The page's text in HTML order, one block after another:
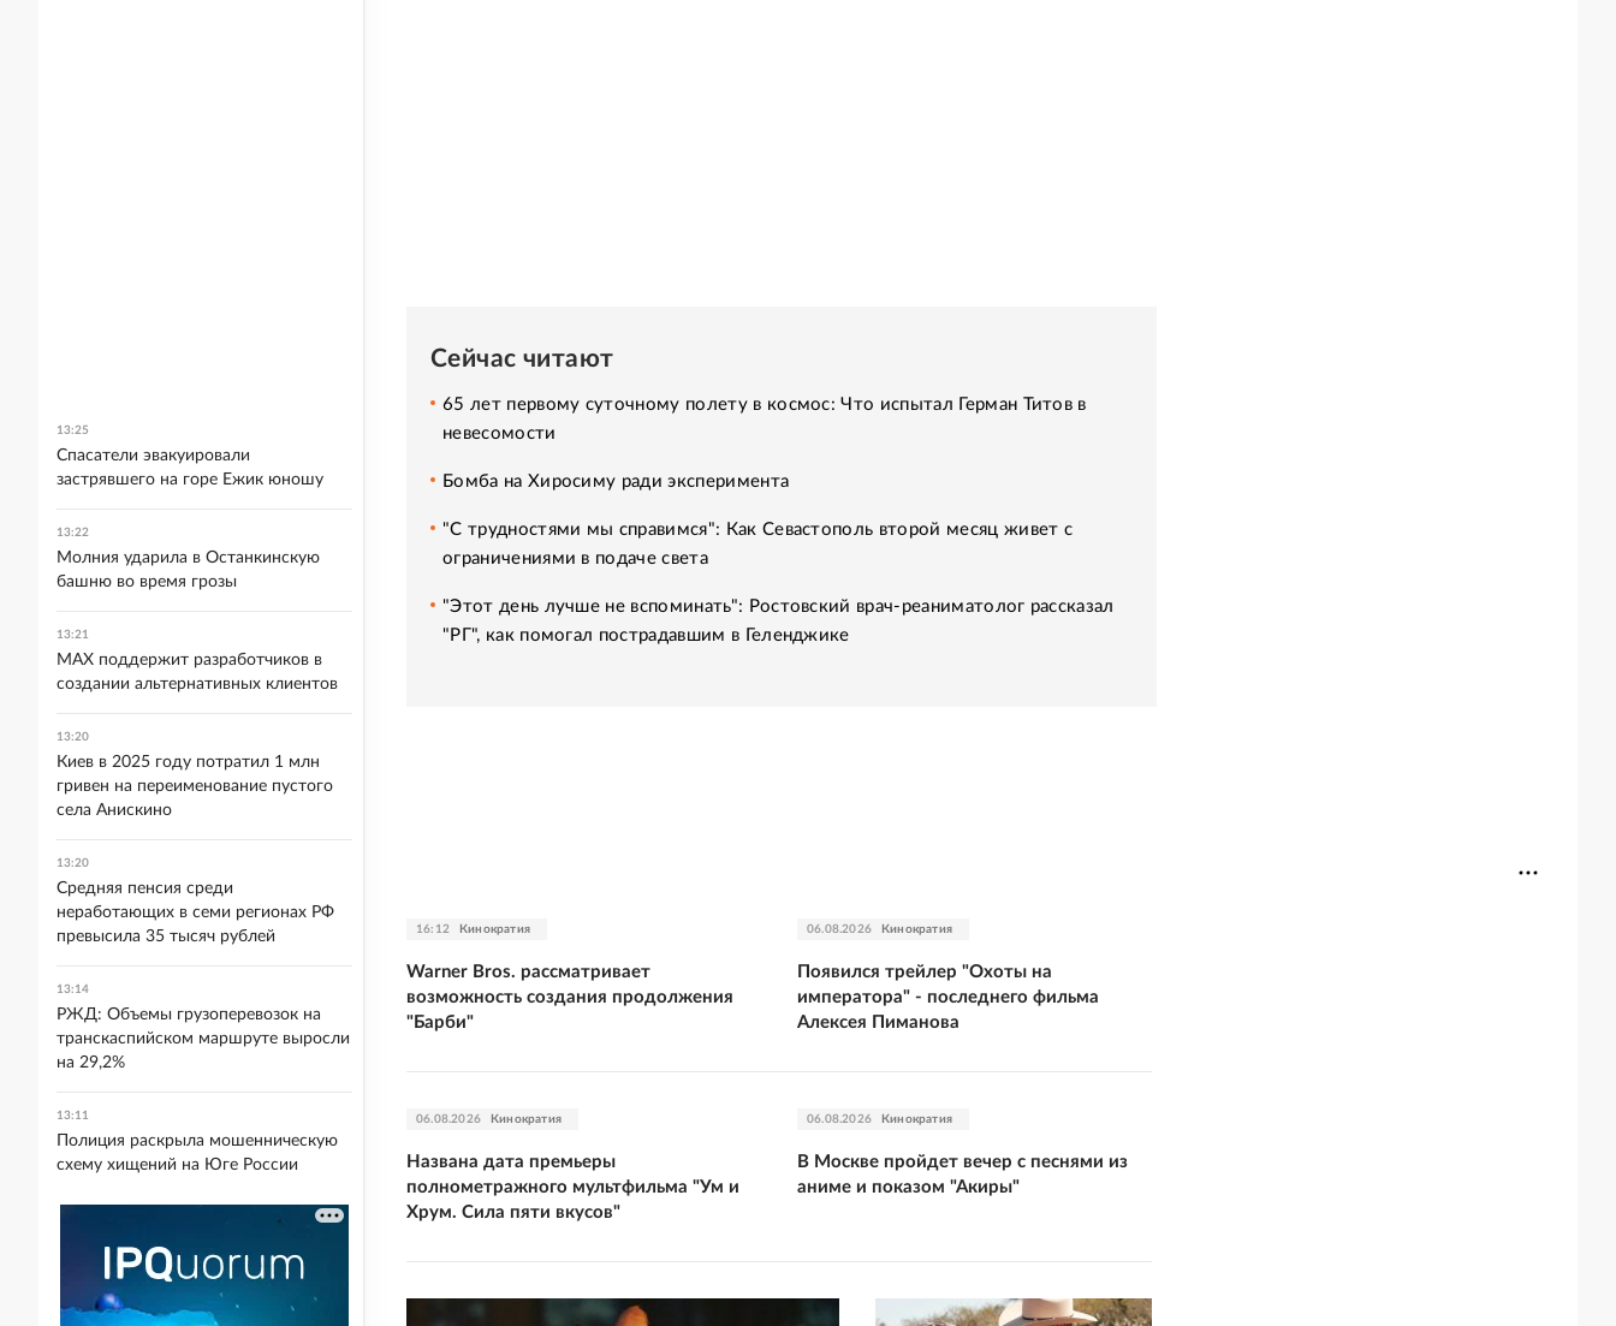
Сейчас читают
65 лет первому суточному полету в космос: Что испытал Герман Титов в
невесомости
Бомба на Хиросиму ради эксперимента
"С трудностями мы справимся": Как Севастополь второй месяц живет с
ограничениями в подаче света
"Этот день лучше не вспоминать": Ростовский врач-реаниматолог рассказал
"РГ", как помогал пострадавшим в Геленджике
16:12 Кинократия
Warner Bros. рассматривает
возможность создания продолжения
"Барби"
06.08.2026 Кинократия
Появился трейлер "Охоты на
императора" - последнего фильма
Алексея Пиманова
06.08.2026 Кинократия
Названа дата премьеры
полнометражного мультфильма "Ум и
Хрум. Сила пяти вкусов"
06.08.2026 Кинократия
В Москве пройдет вечер с песнями из
аниме и показом "Акиры"
13:25
Спасатели эвакуировали
застрявшего на горе Ежик юношу
13:22
Молния ударила в Останкинскую
башню во время грозы
13:21
MAX поддержит разработчиков в
создании альтернативных клиентов
13:20
Киев в 2025 году потратил 1 млн
гривен на переименование пустого
села Анискино
13:20
Средняя пенсия среди
неработающих в семи регионах РФ
превысила 35 тысяч рублей
13:14
РЖД: Объемы грузоперевозок на
транскаспийском маршруте выросли
на 29,2%
13:11
Полиция раскрыла мошенническую
схему хищений на Юге России